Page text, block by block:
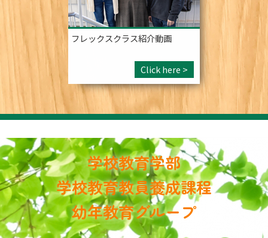
フレックスクラス紹介動画
Click here >
学校教育学部
学校教育教員養成課程
幼年教育グループ